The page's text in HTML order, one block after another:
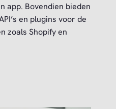
app. Bovendien bieden
en plugins voor de
zoals Shopify en